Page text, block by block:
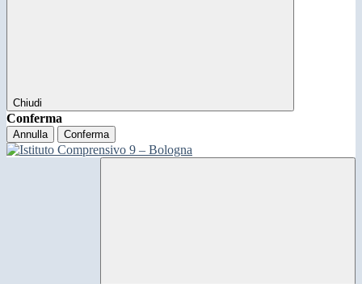
Chiudi
Conferma
Annulla Conferma